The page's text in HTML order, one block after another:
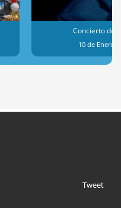
Concierto de
10 de Enero
Tweet